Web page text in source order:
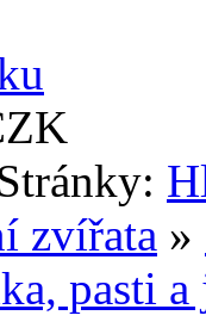
zvířata »
pasti a